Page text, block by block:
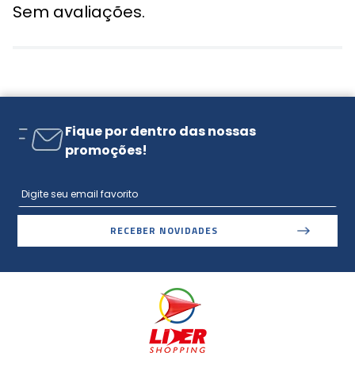
Sem avaliações.
Fique por dentro das nossas
promoções!
RECEBER NOVIDADES